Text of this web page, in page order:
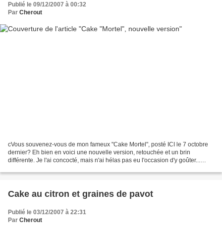
Publié le 09/12/2007 à 00:32
Par Cherout
cVous souvenez-vous de mon fameux "Cake Mortel", posté ICI le 7 octobre
dernier? Eh bien en voici une nouvelle version, retouchée et un brin
différente. Je l'ai concocté, mais n'ai hélas pas eu l'occasion d'y goûter...
Cake au citron et graines de pavot
Publié le 03/12/2007 à 22:31
Par Cherout